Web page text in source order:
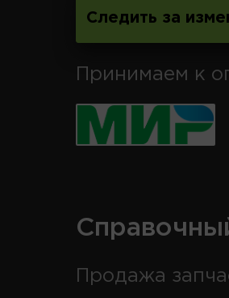
Следить за
Принимаем к
Продажа